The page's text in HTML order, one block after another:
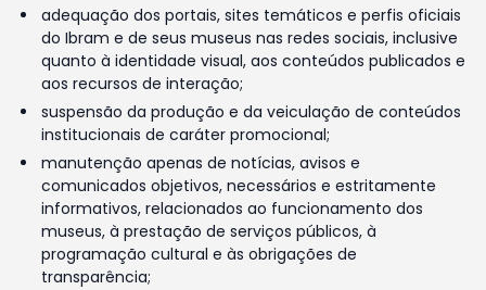
adequação dos portais, sites temáticos e perfis oficiais
do Ibram e de seus museus nas redes sociais, inclusive
quanto à identidade visual, aos conteúdos publicados e
aos recursos de interação;
suspensão da produção e da veiculação de conteúdos
institucionais de caráter promocional;
manutenção apenas de notícias, avisos e
comunicados objetivos, necessários e estritamente
informativos, relacionados ao funcionamento dos
museus, à prestação de serviços públicos, à
programação cultural e às obrigações de
transparência;